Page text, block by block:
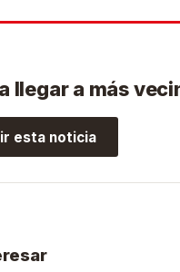
llegar a más
esta noticia